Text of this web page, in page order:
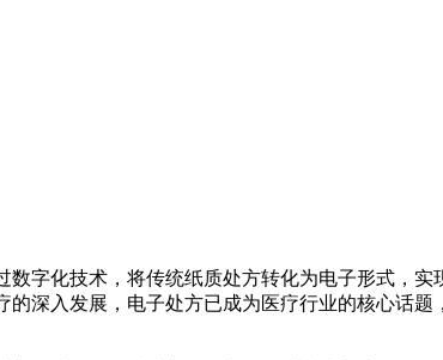
字化技术，将传统纸质处方转化为电子形式，
深入发展，电子处方已成为医疗行业的核心话